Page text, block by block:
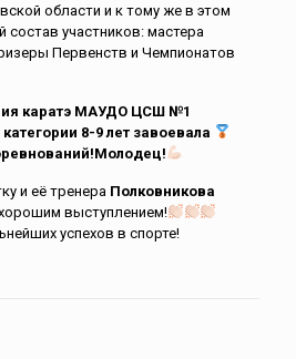
области и к тому же в этом
состав участников: мастера
Первенств и Чемпионатов
каратэ МАУДО ЦСШ №1
8-9 лет завоевала
и её тренера Полковникова
выступлением!
успехов в спорте!